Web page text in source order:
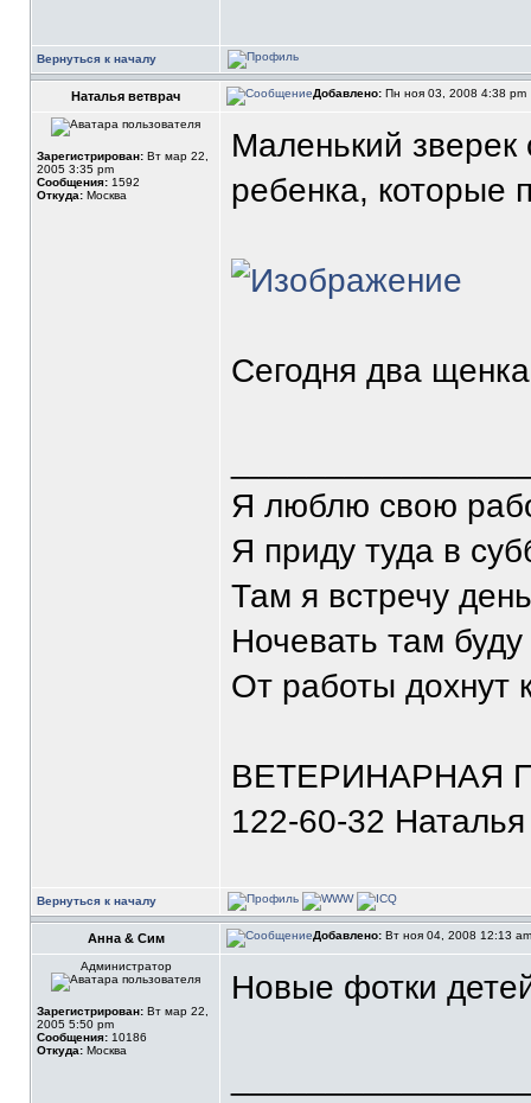
Вернуться к началу
Наталья ветврач Добавлено: Пн ноя 03, 2008 4:38 pm
Зарегистрирован: Вт мар 22,
2005 3:35 pm
Сообщения: 1592
Откуда: Москва
Маленький зверек
ребенка, которые
Сегодня два
Я люблю свою
Я приду туда в
Там я встречу
Ночевать там буду
От работы
ВЕТЕРИНАРНАЯ
122-60-32 Наталья
Вернуться к началу
Анна & Сим Добавлено: Вт ноя 04, 2008 12:13
Администратор
Зарегистрирован: Вт мар 22,
2005 5:50 pm
Сообщения: 10186
Откуда: Москва
Новые фотки